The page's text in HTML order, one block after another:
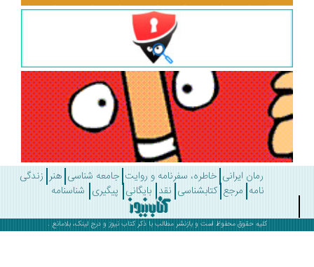
رمان ایرانی خاطره، سفرنامه و روایت جامعه شناسی هنر زندگی
مرجع کتابشناسی نقد بایگانی پیگیری شناسنامه
کلیه حقوق محفوظ است و بازنشر مطالب با ذکرکتاب نیوزو درج لینک، بلامانع .